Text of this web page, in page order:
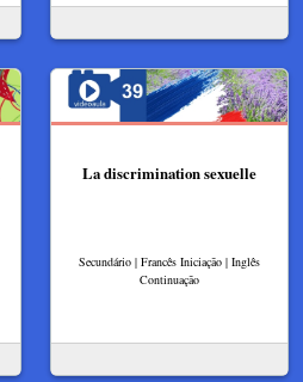
La discrimination sexuelle
Secundário | Francês Iniciação | Inglês
Continuação